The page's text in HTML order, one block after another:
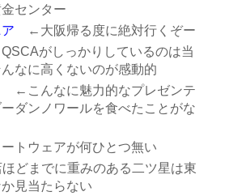
センター
←大阪帰る度に絶対行くぞー
がしっかりしているのは当
なに高くないのが感動的
←こんなに魅力的なプレゼンテ
ダンノワールを食べたことがな
トウェアが何ひとつ無い
までに重みのある二ツ星は東
見当たらない